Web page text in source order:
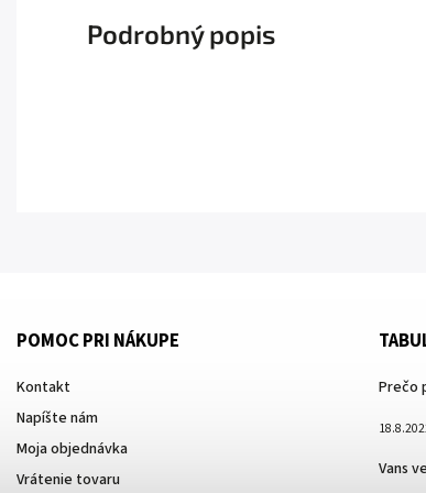
Podrobný popis
POMOC PRI NÁKUPE
Kontakt
Napíšte nám
Moja objednávka
Vrátenie tovaru
Prečo
Vans